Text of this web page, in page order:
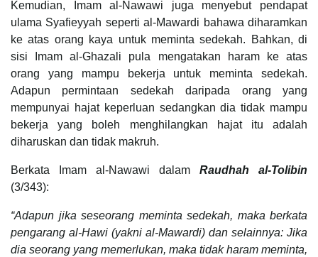
Kemudian, Imam al-Nawawi juga menyebut pendapat
ulama Syafieyyah seperti al-Mawardi bahawa diharamkan
ke atas orang kaya untuk meminta sedekah. Bahkan, di
sisi Imam al-Ghazali pula mengatakan haram ke atas
orang yang mampu bekerja untuk meminta sedekah.
Adapun permintaan sedekah daripada orang yang
mempunyai hajat keperluan sedangkan dia tidak mampu
bekerja yang boleh menghilangkan hajat itu adalah
diharuskan dan tidak makruh.
Berkata Imam al-Nawawi dalam Raudhah al-Tolibin
(3/343):
“Adapun jika seseorang meminta sedekah, maka berkata
pengarang al-Hawi (yakni al-Mawardi) dan selainnya: Jika
dia seorang yang memerlukan, maka tidak haram meminta,